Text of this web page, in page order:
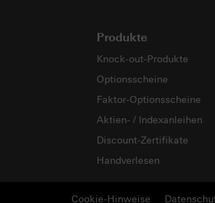
Produkte
Knock-out-Produkte
Optionsscheine
Faktor-Optionsscheine
Aktien- / Indexanleihen
Discount-Zertifikate
Handverlesen
Cookie-Hinweise